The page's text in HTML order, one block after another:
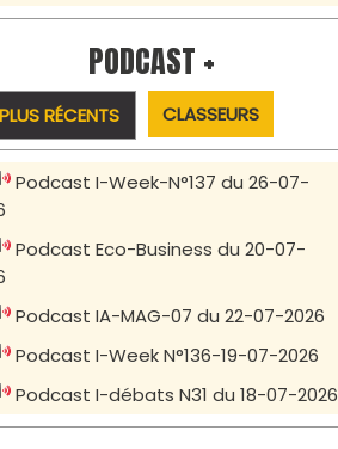
PODCAST +
RÉCENTS CLASSEURS
Podcast I-Week-N°137 du 26-07-
Podcast Eco-Business du 20-07-
Podcast IA-MAG-07 du 22-07-2026
Podcast I-Week N°136-19-07-2026
Podcast I-débats N31 du 18-07-2026